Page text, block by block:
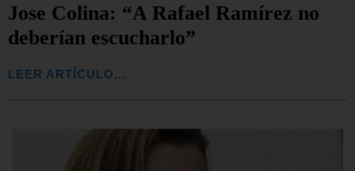
Jose Colina: “A Rafael Ramírez no
deberían escucharlo”
LEER ARTÍCULO...